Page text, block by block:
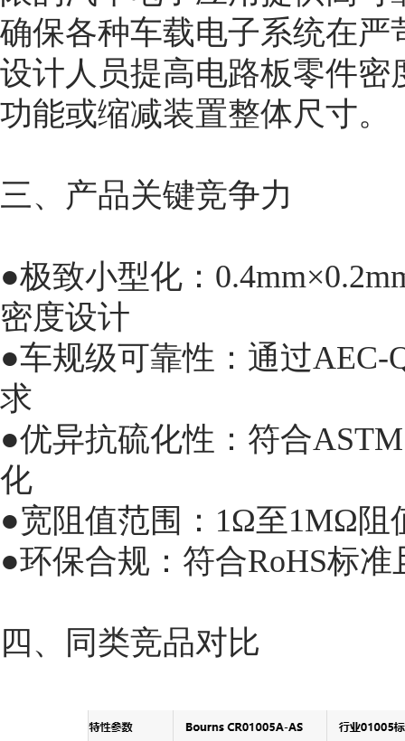
确保各种车载电子系统在
设计人员提高电路板零件
功能或缩减装置整体尺寸。
三、产品关键竞争力
●极致小型化：
密度设计
●车规级可靠性：通过AEC-
求
●优异抗硫化性：符合
化
●宽阻值范围：1Ω至1MΩ阻
●环保合规：符合RoHS标
四、同类竞品对比